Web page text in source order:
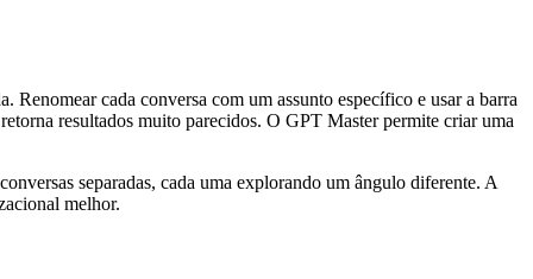
cada conversa com um assunto específico e usar a barra
resultados muito parecidos. O GPT Master permite criar uma
separadas, cada uma explorando um ângulo diferente. A
melhor.